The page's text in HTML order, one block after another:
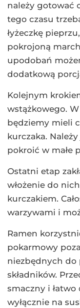
należy gotować
tego czasu
łyżeczkę
pokrojoną
upodobań
dodatkową
Kolejnym
wstążkowego.
będziemy mieli
kurczaka.
pokroić w małe
Ostatni etap
włożenie do
kurczakiem.
warzywami i
Ramen
pokarmowy
niezbędnych do
składników.
smaczny i
wyłącznie na